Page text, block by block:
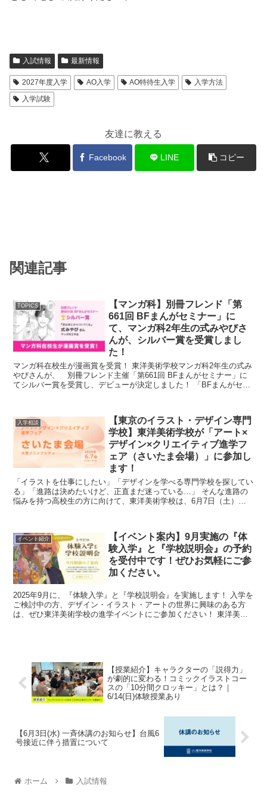
入試情報 最新情報
2027年度入学 AO入学 AO特待生入学
入学方法
入学試験
友達に教える
Facebook LINE コピー
関連記事
TOPICS
【マンガ科】別冊フレンド「第
661回 BFまんがセミナー」に
て、マンガ科2年生の式みやびさ
んが、シルバー賞を受賞しまし
た！
マンガ科在校生が漫画賞を受賞！ 東洋美術学校マンガ科2年生の式み
やびさんが、 別冊フレンド主催「第661回 BFまんがセミナー」に
てシルバー賞を受賞し、デビューが決定しました！ 「BFまんがセミ
入学相談
【東京のイラスト・デザイン専門
学校】東洋美術学校が「アート×
デザイン×クリエイティブ進学フ
ェア（さいたま会場）」に参加し
ます！
「イラストを仕事にしたい」「デザインを学べる専門学校を探してい
る」「進路は決めたいけど、正直まだ迷っている…」 そんな進路の
悩みを持つ高校生の方に向けて、東洋美術学校は、6月7日（土）開
イベント紹介
【イベント案内】9月実施の『体
験入学』と『学校説明会』の予約
を受付中です！ぜひお気軽にご参
加ください。
2025年9月に、『体験入学』と『学校説明会』を実施します！ 入学を
ご検討中の方、デザイン・イラスト・アートの世界に興味のある方
は、ぜひ東洋美術学校の進学イベントにご参加ください！ 東洋美術
【授業紹介】キャラクターの「説得力」
が劇的に変わる！コミックイラストコー
スの「10分間クロッキー」とは？｜
6/14(日)体験授業あり
【6月3日(水) 一斉休講のお知らせ】台風6
号接近に伴う措置について
ホーム 入試情報